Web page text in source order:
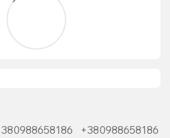
+380988658186